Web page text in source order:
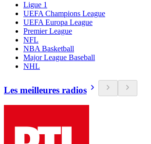
Ligue 1
UEFA Champions League
UEFA Europa League
Premier League
NFL
NBA Basketball
Major League Baseball
NHL
Les meilleures radios